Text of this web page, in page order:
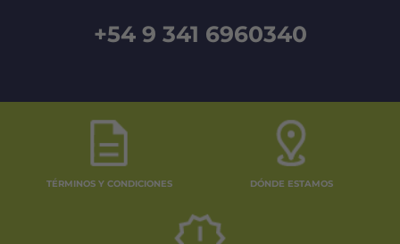
+54 9 341 6960340
TÉRMINOS Y CONDICIONES DÓNDE ESTAMOS